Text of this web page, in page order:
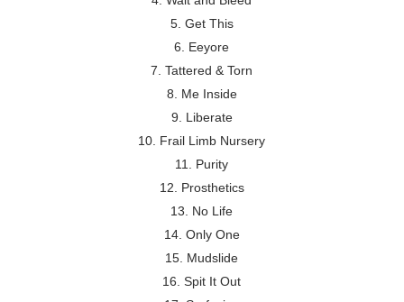
5. Get This
6. Eeyore
7. Tattered & Torn
8. Me Inside
9. Liberate
10. Frail Limb Nursery
11. Purity
12. Prosthetics
13. No Life
14. Only One
15. Mudslide
16. Spit It Out